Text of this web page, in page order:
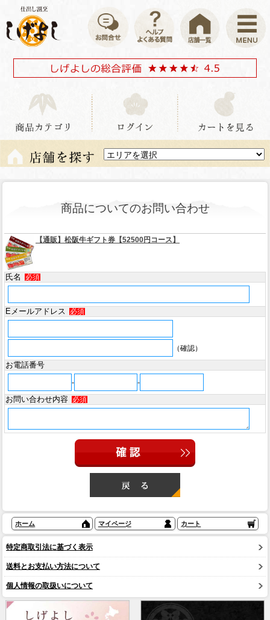
商品についてのお問い合わせ
【通販】松阪牛ギフト券【52500円コース】
氏名 必須
Eメールアドレス 必須
（確認）
お電話番号
- -
お問い合わせ内容 必須
ホーム マイページ カート
特定商取引法に基づく表示
送料とお支払い方法について
個人情報の取扱いについて